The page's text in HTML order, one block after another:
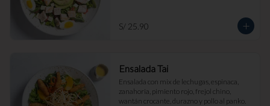
S/ 25.90
Ensalada Tai
Ensalada con mix de lechugas, espinaca,
zanahoria, pimiento rojo, frejol chino,
wantán crocante, durazno y pollo al panko.